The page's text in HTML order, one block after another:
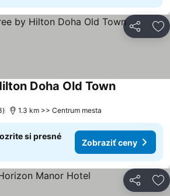
Zdieľať
Doha Old Town
1.3 km >> Centrum mesta
si presné
Zobraziť ceny
Zdieľať